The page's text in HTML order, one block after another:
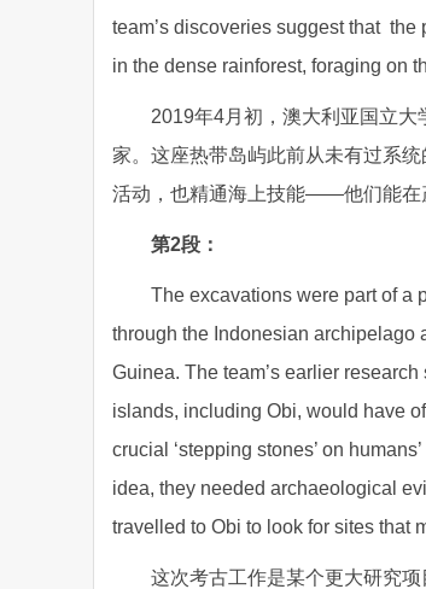
team’s discoveries suggest that
in the dense rainforest, foraging on
2019年4月初，澳大利亚国立大
家。这座热带岛屿此前从未有过系
活动，也精通海上技能——他们能在
第2段：
The excavations were part of a
through the Indonesian archipelago
Guinea. The team’s earlier
islands, including Obi, would have
crucial ‘stepping stones’ on
idea, they needed archaeological
travelled to Obi to look for sites that
这次考古工作是某个更大研究